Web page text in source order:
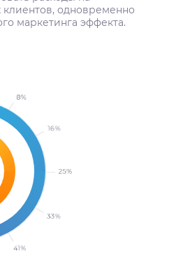
одновременно
маркетинга эффекта.